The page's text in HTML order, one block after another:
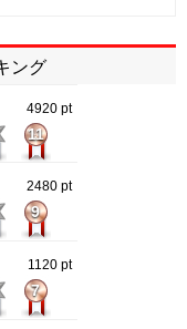
ング
4920 pt
11
2480 pt
9
1120 pt
7